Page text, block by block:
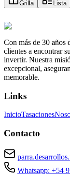
Grilla Lista
Con más de 30 años
clientes a encontrar
invertir. Nuestra
excepcional,
memorable.
Links
InicioTasaciones
Contacto
Whatsapp: +54